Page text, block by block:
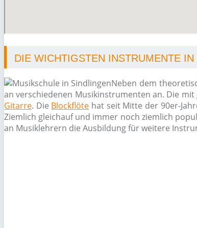
DIE WICHTIGSTEN INSTRUMENTE
Neben dem
an verschiedenen Musikinstrumenten an. Die
Gitarre. Die Blockflöte hat seit Mitte der 90er-
Ziemlich gleichauf und immer noch ziemlich
an Musiklehrern die Ausbildung für weitere